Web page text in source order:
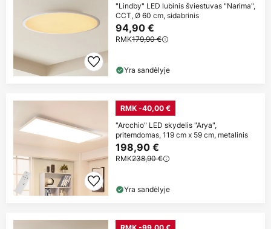
"Lindby" LED lubinis šviestuvas "Narima",
CCT, Ø 60 cm, sidabrinis
94,90 €
RMK179,90 €
Yra sandėlyje
RMK -40,00 €
"Arcchio" LED skydelis "Arya",
pritemdomas, 119 cm x 59 cm, metalinis
198,90 €
RMK238,90 €
Yra sandėlyje